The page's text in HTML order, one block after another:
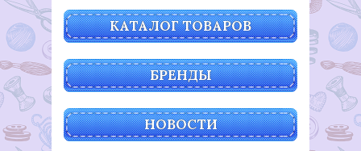
КАТАЛОГ ТОВАРОВ
БРЕНДЫ
НОВОСТИ